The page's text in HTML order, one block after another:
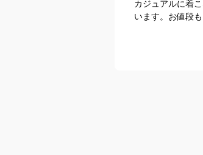
カジュアルに着
います。お値段